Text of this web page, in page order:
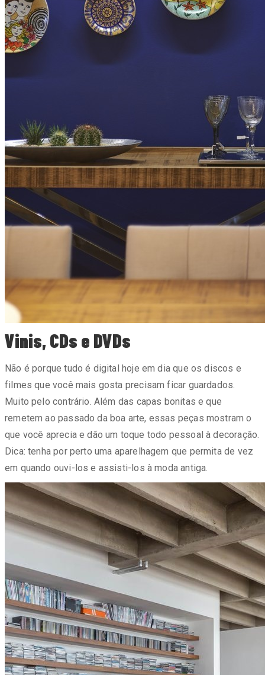
Vinis, CDs e DVDs
Não é porque tudo é digital hoje em dia que os discos e
filmes que você mais gosta precisam ficar guardados.
Muito pelo contrário. Além das capas bonitas e que
remetem ao passado da boa arte, essas peças mostram o
que você aprecia e dão um toque todo pessoal à decoração.
Dica: tenha por perto uma aparelhagem que permita de vez
em quando ouvi-los e assisti-los à moda antiga.